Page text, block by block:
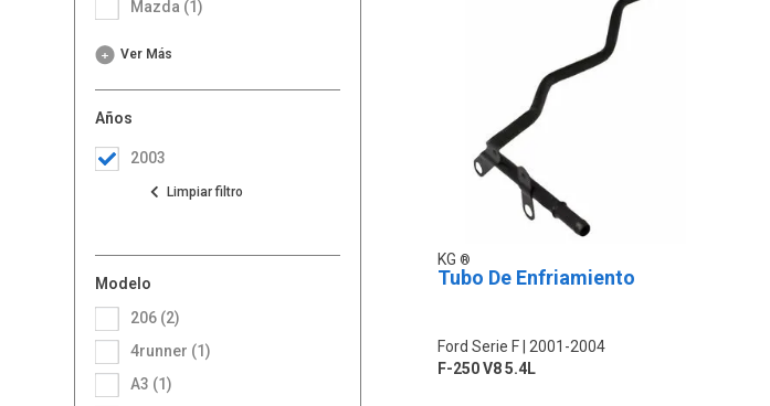
Mazda (1)
Ver Más
Modelo
206 (2)
4runner (1)
A3 (1)
Años
2003
KG
Tubo De Enfriamiento
Ford Serie F 2001-2004
F-250 V8 5.4L